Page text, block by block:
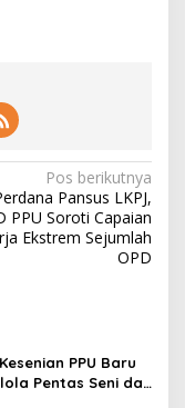
Pos berikutnya
Pansus LKPJ,
PPU Soroti Capaian
Ekstrem Sejumlah
OPD
PPU Baru
Pentas Seni dan